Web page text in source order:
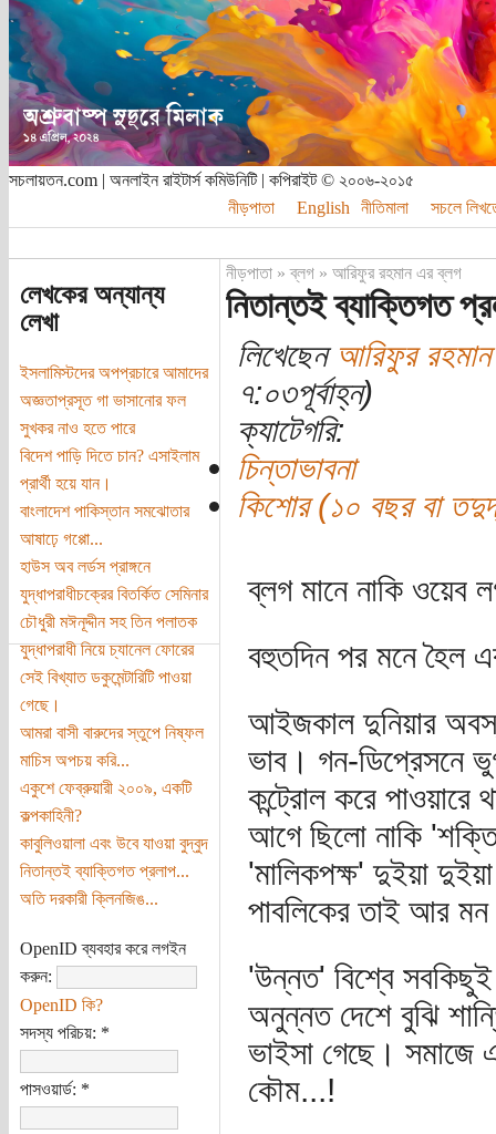
সচলায়তন.com | অনলাইন রাইটার্স কমিউনিটি | কপিরাইট © ২০০৬-২০১৫
নীড়পাতা
English নীতিমালা সচলে
লেখকের অন্যান্য
লেখা
ইসলামিস্টদের অপপ্রচারে আমাদের
অজ্ঞতাপ্রসূত গা ভাসানোর ফল
সুখকর নাও হতে পারে
বিদেশ পাড়ি দিতে চান? এসাইলাম
প্রার্থী হয়ে যান।
বাংলাদেশ পাকিস্তান সমঝোতার
আষাঢ়ে গপ্পো...
হাউস অব লর্ডস প্রাঙ্গনে
যুদ্ধাপরাধীচক্রের বিতর্কিত সেমিনার
চৌধুরী মঈনূদ্দীন সহ তিন পলাতক
যুদ্ধাপরাধী নিয়ে চ্যানেল ফোরের
সেই বিখ্যাত ডকুমেন্টারিটি পাওয়া
গেছে।
আমরা বাসী বারুদের স্তুপে নিষ্ফল
মাচিস অপচয় করি...
একুশে ফেব্রুয়ারী ২০০৯, একটি
কল্পকাহিনী?
কাবুলিওয়ালা এবং উবে যাওয়া বুদ্বুদ
নিতান্তই ব্যাক্তিগত প্রলাপ...
অতি দরকারী ক্লিনজিঙ...
OpenID ব্যবহার করে লগইন
করুন:
OpenID কি?
সদস্য পরিচয়: *
পাসওয়ার্ড: *
নীড়পাতা»ব্লগ» আরিফুর রহমান এর ব্লগ
নিতান্তই ব্যাক্তিগত
লিখেছেন আরিফুর রহমান
৭:০৩পূর্বাহ্ন)
ক্যাটেগরি:
চিন্তাভাবনা
কিশোর (১০ বছর বা
ব্লগ মানে নাকি ওয়েব
বহুতদিন পর মনে হৈল
আইজকাল দুনিয়ার
ভাব। গন-ডিপ্রেসনে
কন্ট্রোল করে পাওয়ারে
আগে ছিলো নাকি
'মালিকপক্ষ' দুইয়া
পাবলিকের তাই আর
'উন্নত' বিশ্বে
অনুন্নত দেশে বুঝি
ভাইসা গেছে।
কৌম...!